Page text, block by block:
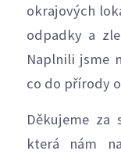
okrajových
odpadky a
Naplnili jsme
co do přírody
Děkujeme za
která nám